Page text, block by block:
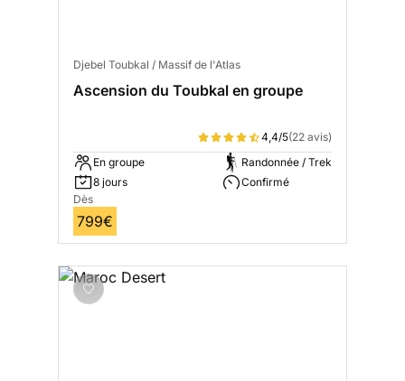
Djebel Toubkal / Massif de l'Atlas
Ascension du Toubkal en groupe
4,4/5(22 avis)
En groupe
8 jours
Randonnée / Trek
Confirmé
Dès
799€